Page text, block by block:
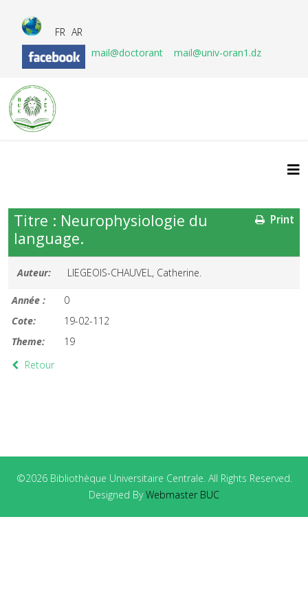
FR AR
mail@doctorant
mail@univ-oran1.dz
Print
Titre : Neurophysiologie du
language.
Auteur: LIEGEOIS-CHAUVEL, Catherine.
Année :
0
Cote:
19-02-112
Theme:
19
Retour
©2026 Bibliothèque Universitaire Centrale. All Rights Reserved.
Designed ByWebmaster BUC